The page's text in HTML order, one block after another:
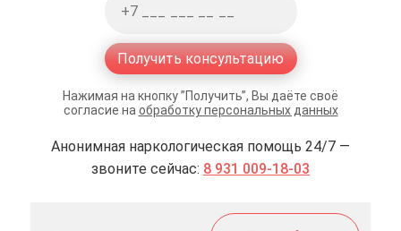
Получить консультацию
Нажимая на кнопку ”Получить”, Вы даёте своё
согласие на обработку персональных данных
Анонимная наркологическая помощь 24/7 —
звоните сейчас: 8 931 009-18-03